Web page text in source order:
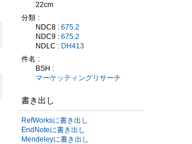
22cm
分類
NDC8 : 675.2
NDC9 : 675.2
NDLC : DH413
件名
BSH :
マーケッティングリサーチ
書き出し
RefWorksに書き出し
EndNoteに書き出し
Mendeleyに書き出し